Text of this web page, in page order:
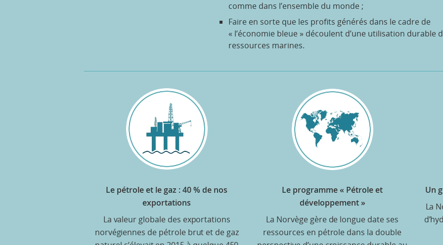
comme dans l’ensemble du monde ;
Faire en sorte que les profits générés dans le cadre de
« l’économie bleue » découlent d’une utilisation durable
ressources marines.
Le pétrole et le gaz : 40 % de nos
exportations
La valeur globale des exportations
norvégiennes de pétrole brut et de gaz
Le programme « Pétrole et
développement »
La Norvège gère de longue date ses
ressources en pétrole dans la double
Un
La